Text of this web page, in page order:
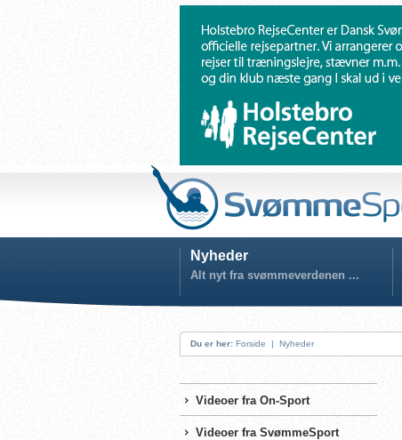
Nyheder
Alt nyt fra svømmeverdenen ...
Du er her: Forside | Nyheder
Videoer fra On-Sport
Videoer fra SvømmeSport